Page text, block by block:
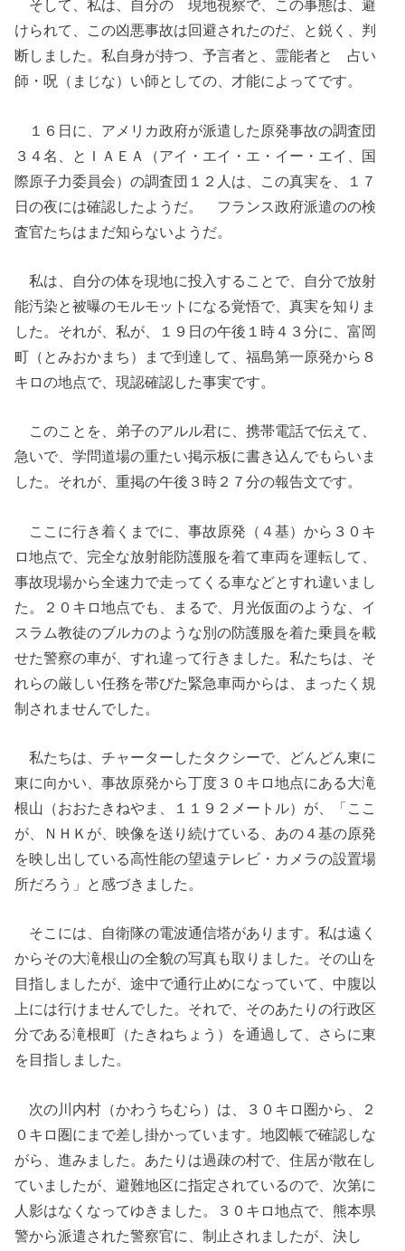
そして、私は、自分の 現地視察で、この事態は、避
けられて、この凶悪事故は回避されたのだ、と鋭く、判
断しました。私自身が持つ、予言者と、霊能者と 占い
師・呪（まじな）い師としての、才能によってです。
１６日に、アメリカ政府が派遣した原発事故の調査団
３４名、とＩＡＥＡ（アイ・エイ・エ・イー・エイ、国
際原子力委員会）の調査団１２人は、この真実を、１７
日の夜には確認したようだ。 フランス政府派遣のの検
査官たちはまだ知らないようだ。
私は、自分の体を現地に投入することで、自分で放射
能汚染と被曝のモルモットになる覚悟で、真実を知りま
した。それが、私が、１９日の午後１時４３分に、富岡
町（とみおかまち）まで到達して、福島第一原発から８
キロの地点で、現認確認した事実です。
このことを、弟子のアルル君に、携帯電話で伝えて、
急いで、学問道場の重たい掲示板に書き込んでもらいま
した。それが、重掲の午後３時２７分の報告文です。
ここに行き着くまでに、事故原発（４基）から３０キ
ロ地点で、完全な放射能防護服を着て車両を運転して、
事故現場から全速力で走ってくる車などとすれ違いまし
た。２０キロ地点でも、まるで、月光仮面のような、イ
スラム教徒のブルカのような別の防護服を着た乗員を載
せた警察の車が、すれ違って行きました。私たちは、そ
れらの厳しい任務を帯びた緊急車両からは、まったく規
制されませんでした。
私たちは、チャーターしたタクシーで、どんどん東に
東に向かい、事故原発から丁度３０キロ地点にある大滝
根山（おおたきねやま、１１９２メートル）が、「ここ
が、ＮＨＫが、映像を送り続けている、あの４基の原発
を映し出している高性能の望遠テレビ・カメラの設置場
所だろう」と感づきました。
そこには、自衛隊の電波通信塔があります。私は遠く
からその大滝根山の全貌の写真も取りました。その山を
目指しましたが、途中で通行止めになっていて、中腹以
上には行けませんでした。それで、そのあたりの行政区
分である滝根町（たきねちょう）を通過して、さらに東
を目指しました。
次の川内村（かわうちむら）は、３０キロ圏から、２
０キロ圏にまで差し掛かっています。地図帳で確認しな
がら、進みました。あたりは過疎の村で、住居が散在し
ていましたが、避難地区に指定されているので、次第に
人影はなくなってゆきました。３０キロ地点で、熊本県
警から派遣された警察官に、制止されましたが、決し